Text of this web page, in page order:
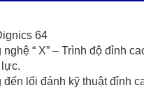
64
“ X” – Trình độ đỉnh
lực.
lối đánh kỹ thuật đỉnh